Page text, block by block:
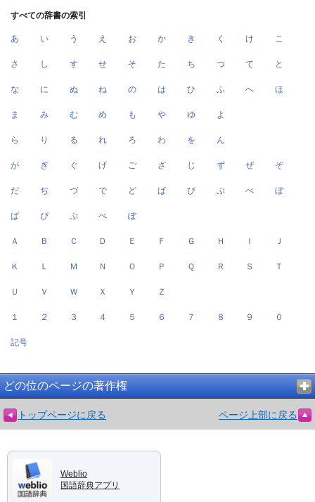
すべての辞書の索引
あ い う え お か き く け こ
さ し す せ そ た ち つ て と
な に ぬ ね の は ひ ふ へ ほ
ま み む め も や ゆ よ
ら り る れ ろ わ を ん
が ぎ ぐ げ ご ざ じ ず ぜ ぞ
だ ぢ づ で ど ば び ぶ べ ぼ
ぱ ぴ ぷ ぺ ぽ
Ａ Ｂ Ｃ Ｄ Ｅ Ｆ Ｇ Ｈ Ｉ Ｊ
Ｋ Ｌ Ｍ Ｎ Ｏ Ｐ Ｑ Ｒ Ｓ Ｔ
Ｕ Ｖ Ｗ Ｘ Ｙ Ｚ
１ ２ ３ ４ ５ ６ ７ ８ ９ ０
記号
どの位のページの著作権
トップページに戻る ページ上部に戻る
Weblio
国語辞典アプリ